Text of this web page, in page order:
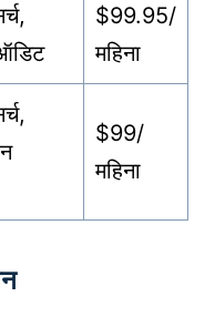
$99.95/
महिना
$99/
महिना